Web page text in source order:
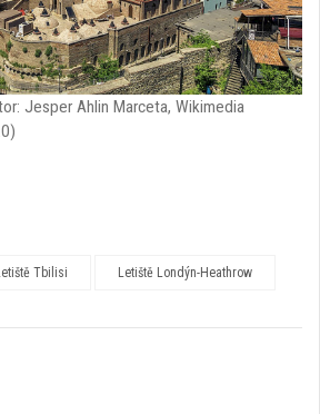
Jesper Ahlin Marceta, Wikimedia
Tbilisi Letiště Londýn-Heathrow